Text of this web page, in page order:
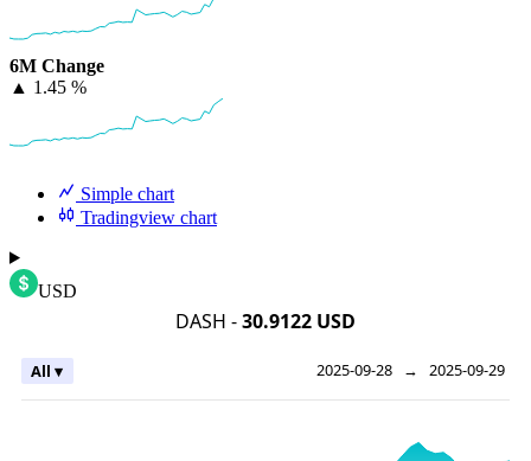
6M Change
▲ 1.45 %
Simple chart
Tradingview chart
USD
DASH -30.9122 USD
2025-09-28 → 2025-09-29
All ▾